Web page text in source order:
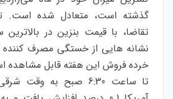
گذشته است، متعادل شده است.
تقاضا، با قیمت بنزین در
نشانه هایی از خستگی مصرف کننده
خرده فروش این هفته قابل مشاهده
تا ساعت 6:30 صبح به